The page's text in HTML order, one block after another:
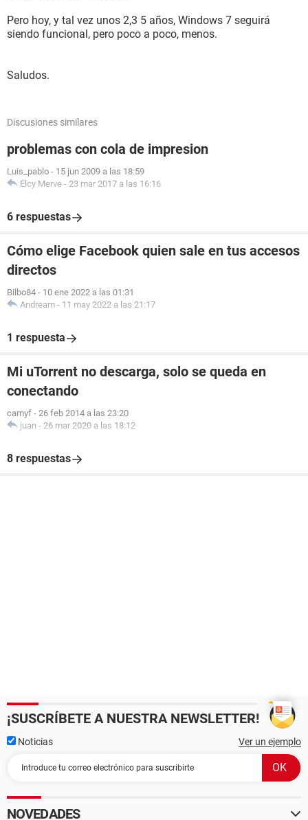
Pero hoy, y tal vez unos 2,3 5 años, Windows 7 seguirá
siendo funcional, pero poco a poco, menos.
Saludos.
Discusiones similares
problemas con cola de impresion
Luis_pablo - 15 jun 2009 a las 18:59
Elcy Merve - 23 mar 2017 a las 16:16
6 respuestas
Cómo elige Facebook quien sale en tus accesos
directos
Bilbo84 - 10 ene 2022 a las 01:31
Andream - 11 may 2022 a las 21:17
1 respuesta
Mi uTorrent no descarga, solo se queda en
conectando
camyf - 26 feb 2014 a las 23:20
juan - 26 mar 2020 a las 18:12
8 respuestas
¡SUSCRÍBETE A NUESTRA NEWSLETTER!
Noticias Ver un ejemplo
NOVEDADES